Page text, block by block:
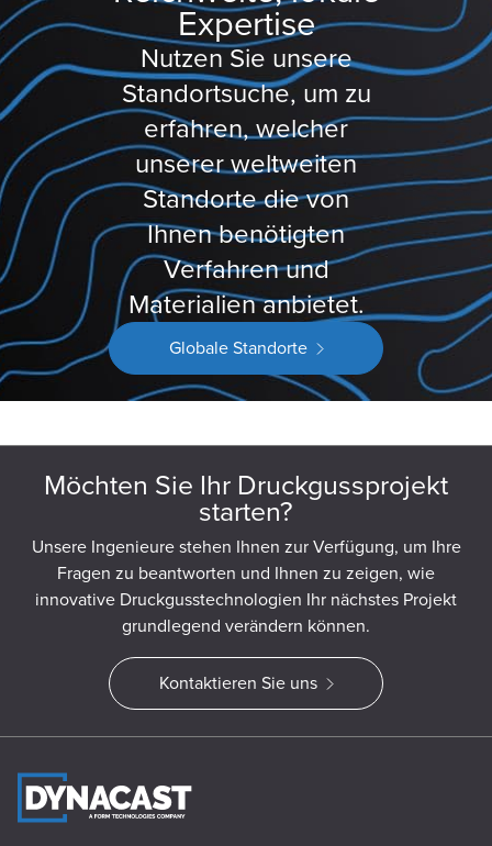
Expertise
Nutzen Sie unsere
Standortsuche, um zu
erfahren, welcher
unserer weltweiten
Standorte die von
Ihnen benötigten
Verfahren und
Materialien anbietet.
Globale Standorte
Möchten Sie Ihr Druckgussprojekt
starten?
Unsere Ingenieure stehen Ihnen zur Verfügung, um Ihre
Fragen zu beantworten und Ihnen zu zeigen, wie
innovative Druckgusstechnologien Ihr nächstes Projekt
grundlegend verändern können.
Kontaktieren Sie uns